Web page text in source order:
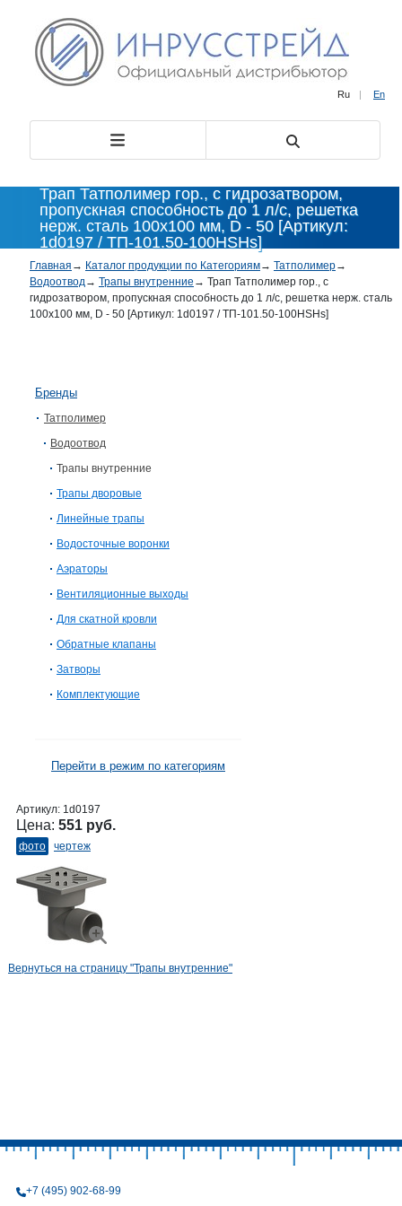
Ru | En
Трап Татполимер гор., с гидрозатвором,
пропускная способность до 1 л/с, решетка
нерж. сталь 100х100 мм, D - 50 [Артикул:
1d0197 / ТП-101.50-100HSHs]
Главная → Каталог продукции по Категориям→ Татполимер→
Водоотвод→ Трапы внутренние → Трап Татполимер гор., с
гидрозатвором, пропускная способность до 1 л/с, решетка нерж. сталь
100х100 мм, D - 50 [Артикул: 1d0197 / ТП-101.50-100HSHs]
Бренды
Татполимер
Водоотвод
Трапы внутренние
Трапы дворовые
Линейные трапы
Водосточные воронки
Аэраторы
Вентиляционные выходы
Для скатной кровли
Обратные клапаны
Затворы
Комплектующие
Перейти в режим по категориям
Артикул: 1d0197
Цена: 551 руб.
фото чертеж
Вернуться на страницу "Трапы внутренние"
+7 (495) 902-68-99